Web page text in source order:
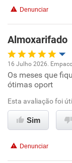
Não
Recomenda
Denunciar
Almoxarifado
Oportunidade
Ambiente de
Conciliação com
16 Julho 2026.
Os meses que
ótimas oport
Esta avaliação foi
Sim
Denunciar